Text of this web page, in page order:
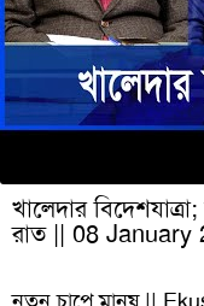
খালেদার
রাত || 08